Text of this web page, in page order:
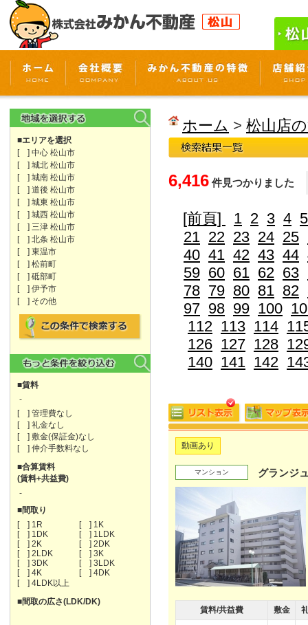
■エリアを選択
[ ] 中心 松山市
[ ] 城北 松山市
[ ] 城南 松山市
[ ] 道後 松山市
[ ] 城東 松山市
[ ] 城西 松山市
[ ] 三津 松山市
[ ] 北条 松山市
[ ] 東温市
[ ] 松前町
[ ] 砥部町
[ ] 伊予市
[ ] その他
■賃料
-
[ ] 管理費なし
[ ] 礼金なし
[ ] 敷金(保証金)なし
[ ] 仲介手数料なし
■合算賃料
(賃料+共益費)
-
■間取り
[ ] 1R
[ ] 1K
[ ] 1DK
[ ] 1LDK
[ ] 2K
[ ] 2DK
[ ] 2LDK
[ ] 3K
[ ] 3DK
[ ] 3LDK
[ ] 4K
[ ] 4DK
[ ] 4LDK以上
■間取の広さ(LDK/DK)
ホーム > 松山店
6,416 件見つかりました
[前頁] 1 2 3 4 5
21 22 23 24 25
40 41 42 43 44
59 60 61 62 63
78 79 80 81 82
97 98 99 100
112 113 114
126 127 128
140 141 142
動画あり
マンション グランジ
賃料/共益費 敷金